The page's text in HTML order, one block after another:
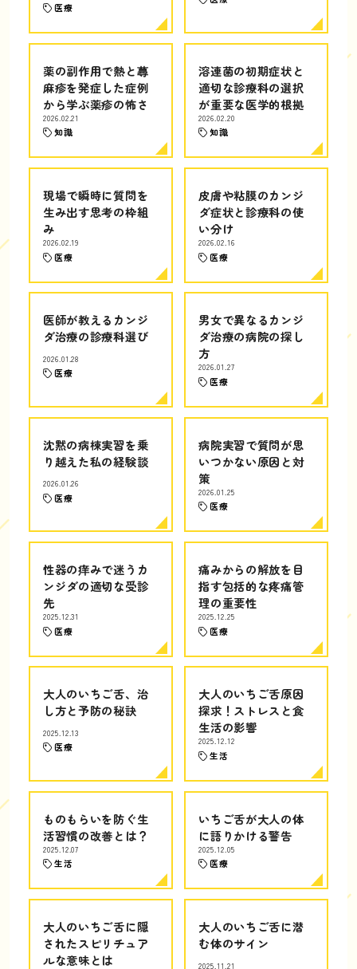
医療
薬の副作用で熱と蕁
麻疹を発症した症例
から学ぶ薬疹の怖さ
2026.02.21
知識
溶連菌の初期症状と
適切な診療科の選択
が重要な医学的根拠
2026.02.20
知識
現場で瞬時に質問を
生み出す思考の枠組
み
2026.02.19
医療
皮膚や粘膜のカンジ
ダ症状と診療科の使
い分け
2026.02.16
医療
医師が教えるカンジ
ダ治療の診療科選び
2026.01.28
医療
男女で異なるカンジ
ダ治療の病院の探し
方
2026.01.27
医療
沈黙の病棟実習を乗
り越えた私の経験談
2026.01.26
医療
病院実習で質問が思
いつかない原因と対
策
2026.01.25
医療
性器の痒みで迷うカ
ンジダの適切な受診
先
2025.12.31
医療
痛みからの解放を目
指す包括的な疼痛管
理の重要性
2025.12.25
医療
大人のいちご舌、治
し方と予防の秘訣
2025.12.13
医療
大人のいちご舌原因
探求！ストレスと食
生活の影響
2025.12.12
生活
ものもらいを防ぐ生
活習慣の改善とは？
2025.12.07
生活
いちご舌が大人の体
に語りかける警告
2025.12.05
医療
大人のいちご舌に隠
されたスピリチュア
ルな意味とは
大人のいちご舌に潜
む体のサイン
2025.11.21